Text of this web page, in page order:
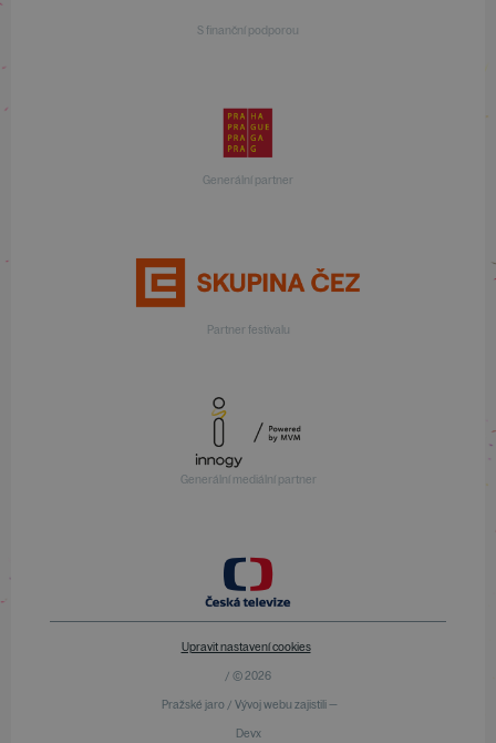
S finanční podporou
Generální partner
Partner festivalu
Generální mediální partner
Upravit nastavení cookies
/ © 2026
Pražské jaro / Vývoj webu zajistili —
Devx